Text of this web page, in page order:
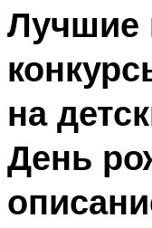
Лучшие
на
День